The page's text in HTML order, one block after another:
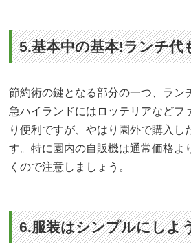
5.基本中の基本!ランチ代
節約術の鍵となる部分の一つ、ラン
急ハイランドにはロッテリアなどフ
り便利ですが、やはり園外で購入し
す。特に園内の自販機は通常価格よ
くので注意しましょう。
6.服装はシンプルにしよ